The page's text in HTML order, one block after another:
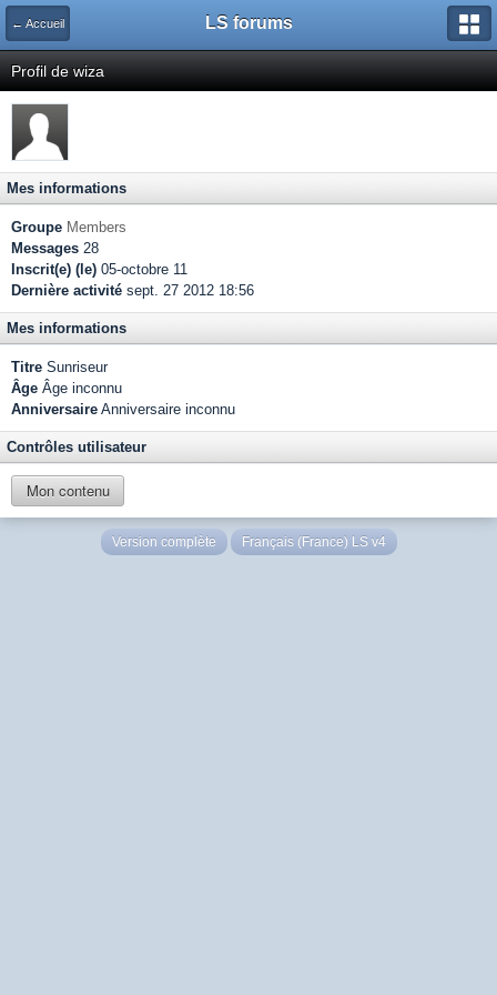
← Accueil LS forums
Profil de wiza
Mes informations
Groupe Members
Messages 28
Inscrit(e) (le) 05-octobre 11
Dernière activité sept. 27 2012 18:56
Mes informations
Titre Sunriseur
Âge Âge inconnu
Anniversaire Anniversaire inconnu
Contrôles utilisateur
Mon contenu
Version complète Français (France) LS v4